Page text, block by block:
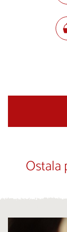
Ostala